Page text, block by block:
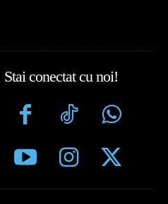
Stai conectat cu noi!